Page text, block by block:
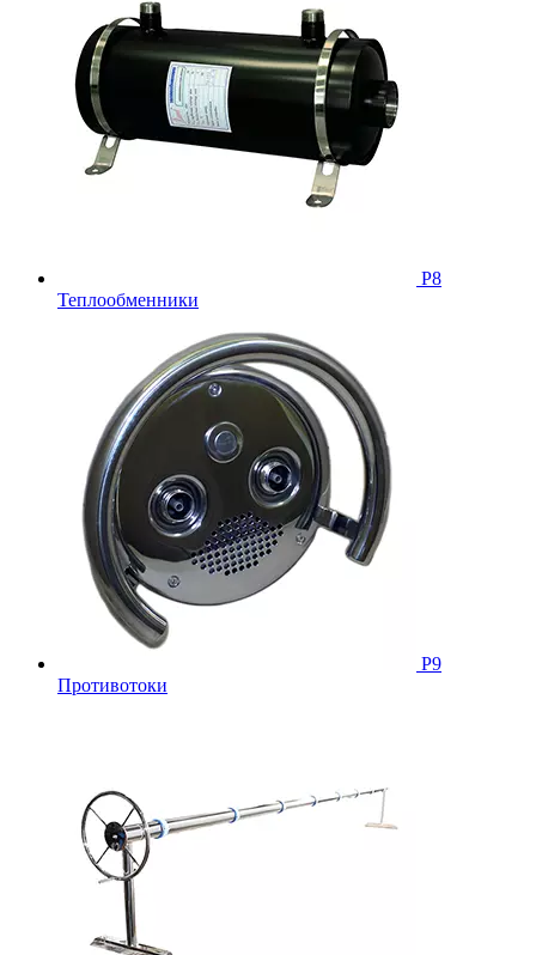
Р8
Теплообменники
Р9
Противотоки